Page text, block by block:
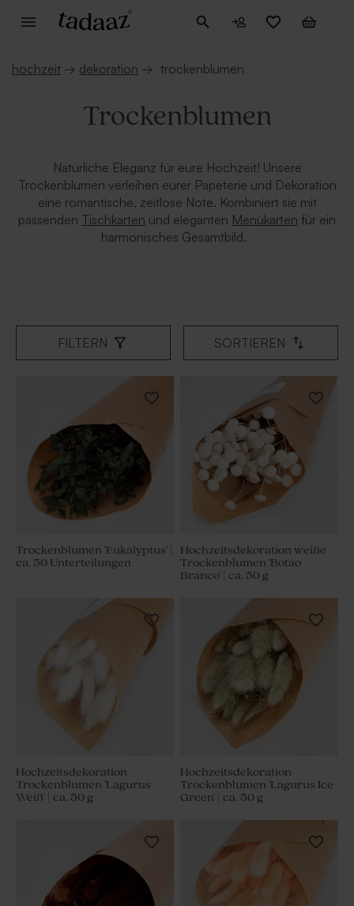
hochzeit → dekoration → trockenblumen
Trockenblumen
Natürliche Eleganz für eure Hochzeit! Unsere
Trockenblumen verleihen eurer Papeterie und Dekoration
eine romantische, zeitlose Note. Kombiniert sie mit
passenden Tischkarten und eleganten Menükarten für ein
harmonisches Gesamtbild.
FILTERN SORTIEREN
Trockenblumen 'Eukalyptus' |
ca. 50 Unterteilungen
Hochzeitsdekoration weiße
Trockenblumen 'Botao
Branco' | ca. 50 g
Hochzeitsdekoration
Trockenblumen 'Lagurus
Weiß' | ca. 50 g
Hochzeitsdekoration
Trockenblumen 'Lagurus Ice
Green' | ca. 50 g